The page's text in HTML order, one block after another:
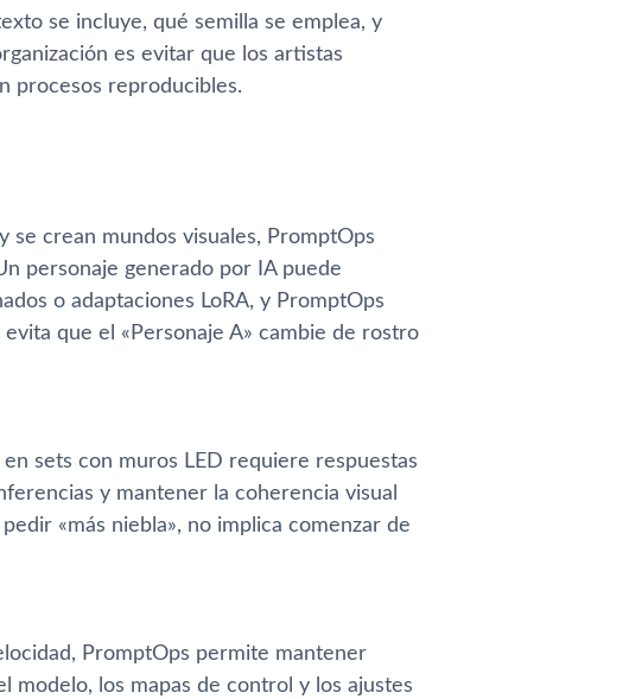
se incluye, qué semilla se emplea, y
es evitar que los artistas
procesos reproducibles.
se crean mundos visuales, PromptOps
personaje generado por IA puede
o adaptaciones LoRA, y PromptOps
que el «Personaje A» cambie de rostro
sets con muros LED requiere respuestas
y mantener la coherencia visual
«más niebla», no implica comenzar de
PromptOps permite mantener
modelo, los mapas de control y los ajustes